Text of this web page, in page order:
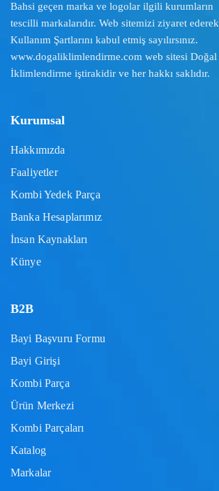
Bahsi geçen marka ve logolar ilgili kurumların
tescilli markalarıdır. Web sitemizi ziyaret ederek
Kullanım Şartlarını kabul etmiş sayılırsınız.
www.dogaliklimlendirme.com web sitesi Doğal
İklimlendirme iştirakidir ve her hakkı saklıdır.
Kurumsal
Hakkımızda
Faaliyetler
Kombi Yedek Parça
Banka Hesaplarımız
İnsan Kaynakları
Künye
B2B
Bayi Başvuru Formu
Bayi Girişi
Kombi Parça
Ürün Merkezi
Kombi Parçaları
Katalog
Markalar